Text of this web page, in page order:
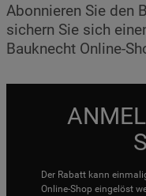
Abonnieren Sie den
sichern Sie sich
Bauknecht Online-
Der Rabatt kann
Online-Shop eingelöst